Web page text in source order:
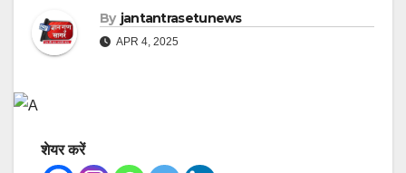
By jantantrasetunews
APR 4, 2025
शेयर करें